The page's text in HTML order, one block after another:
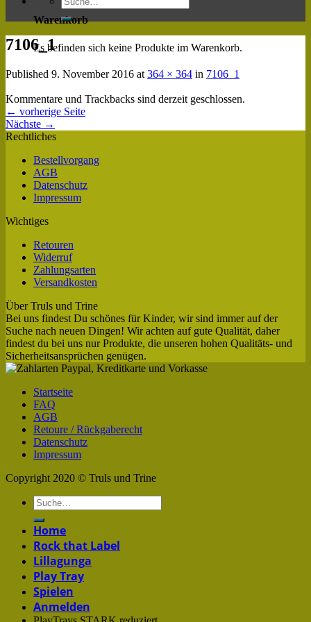
Warenkorb
Es befinden sich keine Produkte im Warenkorb.
7106_1
Published 9. November 2016 at 364 × 364 in 7106_1
Kommentare und Trackbacks sind derzeit geschlossen.
← vorherige Seite
Nächste →
Rechtliches
Bestellvorgang
AGB
Datenschutz
Impressum
Wichtiges
Retouren
Widerruf
Zahlungsarten
Versandkosten
Über Truls und Trine
Bei uns findest Du schönes für Kinder, wir sind immer auf der
Suche nach neuen Dingen! Wir achten auf gute Qualität, daher
findest du bei uns nur Produkte, die unseren hohen Qualitäts- und
Sicherheitsansprüchen genügen.
Startseite
FAQ
AGB
Retoure / Rückgaberecht
Datenschutz
Impressum
Copyright 2020 © Truls und Trine
Home
Rock that Label
Lillagunga
Play Tray
Spielen
Anmelden